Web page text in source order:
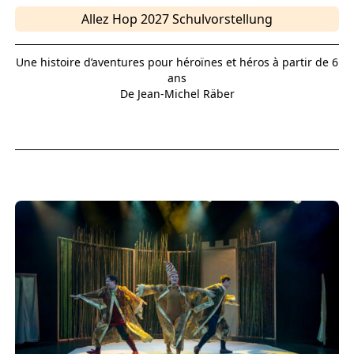
Allez Hop 2027 Schulvorstellung
Une histoire d’aventures pour héroïnes et héros à partir de 6
ans
De Jean-Michel Räber